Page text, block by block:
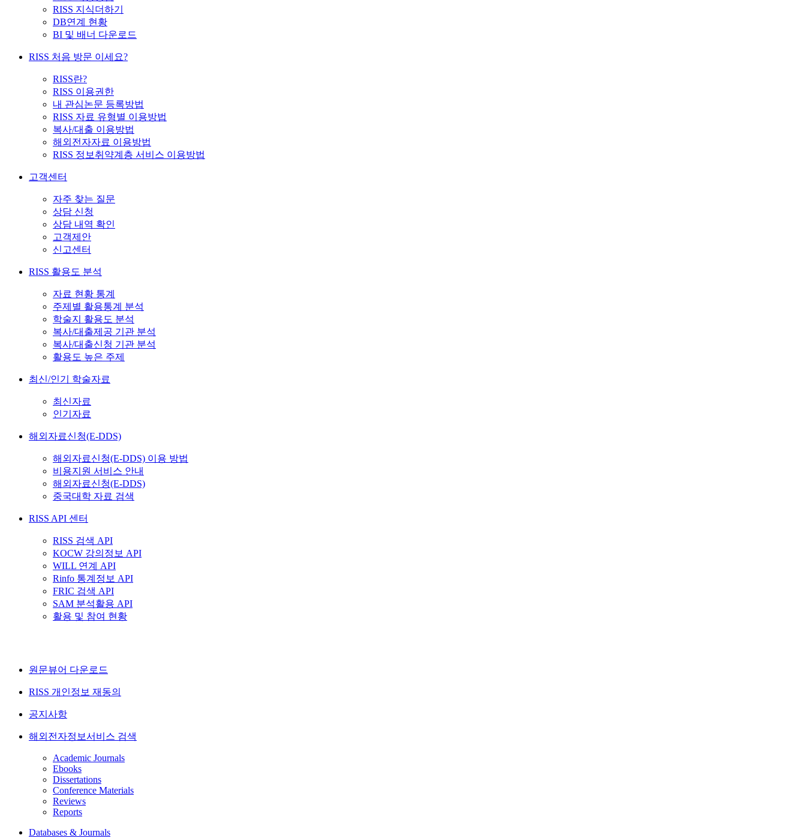
RISS 지식더하기
DB연계 현황
BI 및 배너 다운로드
RISS 처음 방문 이세요?
RISS란?
RISS 이용권한
내 관심논문 등록방법
RISS 자료 유형별 이용방법
복사/대출 이용방법
해외전자자료 이용방법
RISS 정보취약계층 서비스 이용방법
고객센터
자주 찾는 질문
상담 신청
상담 내역 확인
고객제안
신고센터
RISS 활용도 분석
자료 현황 통계
주제별 활용통계 분석
학술지 활용도 분석
복사/대출제공 기관 분석
복사/대출신청 기관 분석
활용도 높은 주제
최신/인기 학술자료
최신자료
인기자료
해외자료신청(E-DDS)
해외자료신청(E-DDS) 이용 방법
비용지원 서비스 안내
해외자료신청(E-DDS)
중국대학 자료 검색
RISS API 센터
RISS 검색 API
KOCW 강의정보 API
WILL 연계 API
Rinfo 통계정보 API
FRIC 검색 API
SAM 분석활용 API
활용 및 참여 현황
원문뷰어 다운로드
RISS 개인정보 재동의
공지사항
해외전자정보서비스 검색
Academic Journals
Ebooks
Dissertations
Conference Materials
Reviews
Reports
Databases & Journals